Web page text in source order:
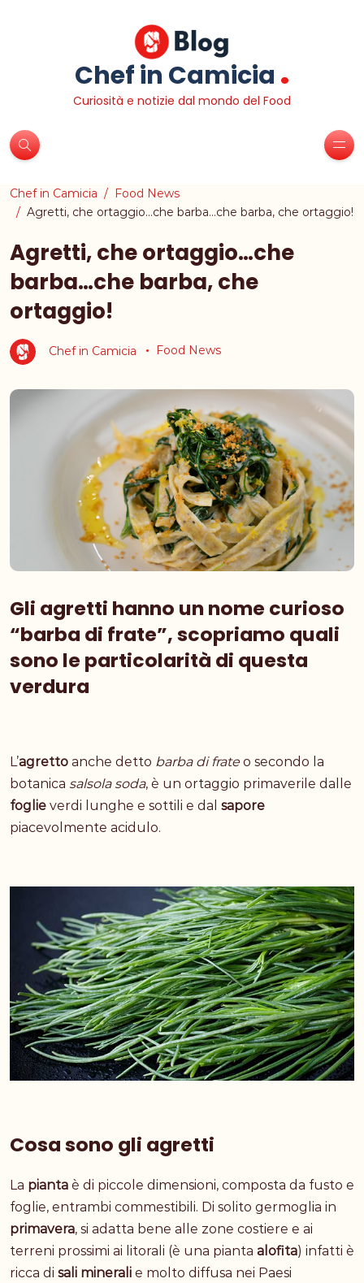
Chef in Camicia .
Curiosità e notizie dal mondo del Food
Chef in Camicia
Food News
Agretti, che ortaggio…che barba…che barba, che ortaggio!
Agretti, che ortaggio…che
barba…che barba, che
ortaggio!
Chef in Camicia Food News
Gli agretti hanno un nome curioso
“barba di frate”, scopriamo quali
sono le particolarità di questa
verdura
L’agretto anche detto barba di frateo secondo la
botanica salsola soda, è un ortaggio primaverile dalle
foglie verdi lunghe e sottili e dal sapore
piacevolmente acidulo.
Cosa sono gli agretti
La pianta è di piccole dimensioni, composta da fusto e
foglie, entrambi commestibili. Di solito germoglia in
primavera, si adatta bene alle zone costiere e ai
terreni prossimi ai litorali (è una pianta alofita) infatti è
ricca di sali minerali e molto diffusa nei Paesi